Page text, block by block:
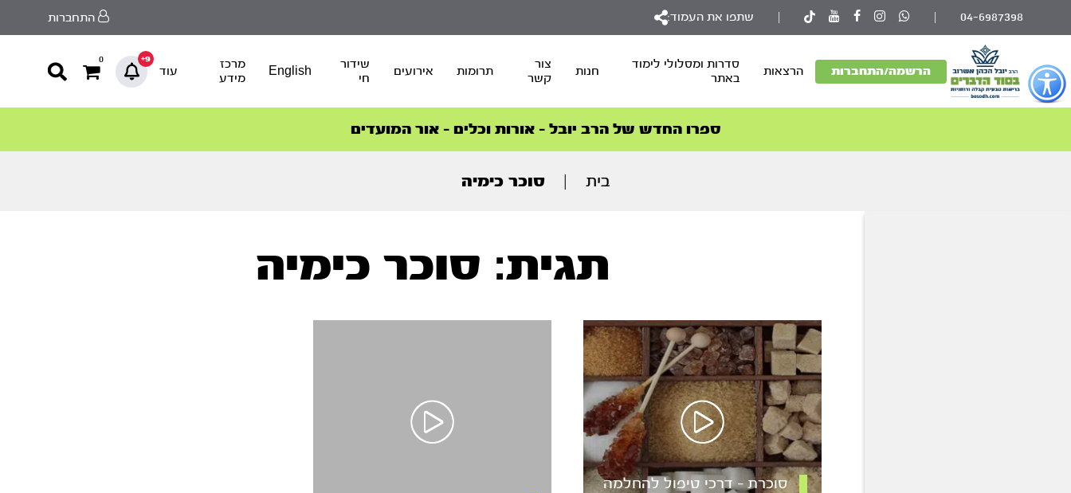
כפתור
לפתיחת
תפריט
נגישות
04-6987398 שתפו את העמוד: התחברות
הרשמה/התחברות הרצאות
סדרות ומסלולי לימוד
באתר
חנות
צור
קשר
תרומות אירועים
שידור
חי
English
מרכז
מידע
עוד
9+
0
סדרות הפודקאסטים
הסדרה המובילה החודש – דרך המלך
ספרו החדש של הרב יובל – אורות וכלים – אור המועדים
הצטרפו למהפכת הבריאות הטבעית >
סדרות הפודקאסטים
הסדרה המובילה החודש – דרך המלך
בית סוכר כימיה
תגית: סוכר כימיה
סוכרת – דרכי טיפול להחלמה